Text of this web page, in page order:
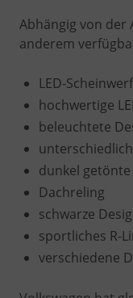
Abhängig von
anderem
LED-
hochwertige
beleuchtete
dunkel getönte
Dachreling
schwarze
sportliches R-
verschiedene